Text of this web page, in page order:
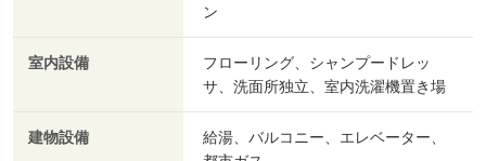
ン
室内設備
フローリング、シャンプードレッ
サ、洗面所独立、室内洗濯機置き場
建物設備
給湯、バルコニー、エレベーター、